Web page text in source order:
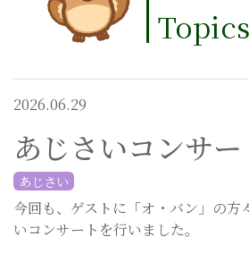
Topics
2026.06.29
あじさいコンサ
あじさい
今回も、ゲストに「オ・バン」の方
いコンサートを行いました。